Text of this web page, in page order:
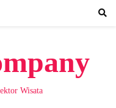
Wisata